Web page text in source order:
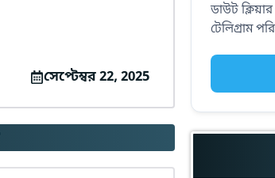
সেপ্টেম্বর 22, 2025
ডাউট
টেলিগ্রাম